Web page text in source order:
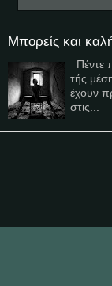
Μπορείς και
Πέντε
τής
έχουν
στις...